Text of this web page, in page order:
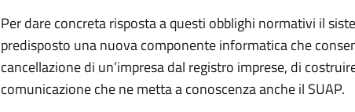
Per dare concreta risposta a questi obblighi normativi il
predisposto una nuova componente informatica che
cancellazione di un’impresa dal registro imprese, di
comunicazione che ne metta a conoscenza anche il SUAP.